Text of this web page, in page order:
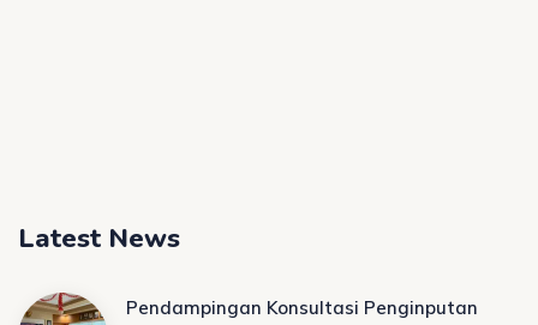
Latest News
Pendampingan Konsultasi Penginputan